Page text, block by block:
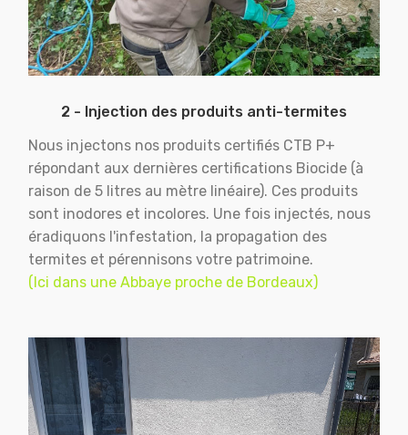
2 - Injection des produits anti-termites
Nous injectons nos produits certifiés CTB P+
répondant aux dernières certifications Biocide (à
raison de 5 litres au mètre linéaire). Ces produits
sont inodores et incolores. Une fois injectés, nous
éradiquons l'infestation, la propagation des
termites et pérennisons votre patrimoine.
(Ici dans une Abbaye proche de Bordeaux)